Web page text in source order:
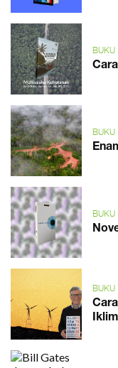
BUKU
BUKU
BUKU
BUKU
Iklim